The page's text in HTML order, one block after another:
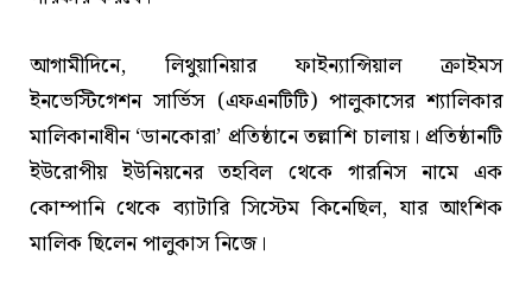
আগামীদিনে, লিথুয়ানিয়ার ফাইন্যান্সিয়াল ক্রাইমস
ইনভেস্টিগেশন সার্ভিস (এফএনটিটি) পালুকাসের শ্যালিকার
মালিকানাধীন ‘ডানকোরা’ প্রতিষ্ঠানে তল্লাশি চালায়। প্রতিষ্ঠানটি
ইউরোপীয় ইউনিয়নের তহবিল থেকে গারনিস নামে এক
কোম্পানি থেকে ব্যাটারি সিস্টেম কিনেছিল, যার আংশিক
মালিক ছিলেন পালুকাস নিজে।